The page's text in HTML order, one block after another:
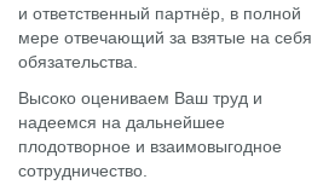
и ответственный партнёр, в полной
мере отвечающий за взятые на себя
обязательства.
Высоко оцениваем Ваш труд и
надеемся на дальнейшее
плодотворное и взаимовыгодное
сотрудничество.